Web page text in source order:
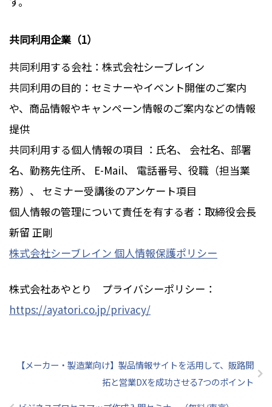
共同利用企業（1）
共同利用する会社：株式会社シーブレイン
共同利用の目的：セミナーやイベント開催のご案内
や、商品情報やキャンペーン情報のご案内などの情報
提供
共同利用する個人情報の項目 ：氏名、 会社名、部署
名、勤務先住所、 E-Mail、 電話番号、役職（担当業
務）、 セミナー受講後のアンケート項目
個人情報の管理について責任を有する者：取締役会長
新留 正剛
株式会社シーブレイン 個人情報保護ポリシー
株式会社あやとり プライバシーポリシー：
https://ayatori.co.jp/privacy/
【メーカー・製造業向け】製品情報サイトを活用して、販路開
拓と営業DXを成功させる7つのポイント